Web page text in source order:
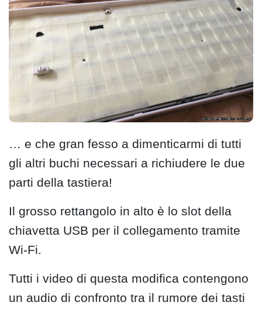
… e che gran fesso a dimenticarmi di tutti
gli altri buchi necessari a richiudere le due
parti della tastiera!
Il grosso rettangolo in alto è lo slot della
chiavetta USB per il collegamento tramite
Wi-Fi.
Tutti i video di questa modifica contengono
un audio di confronto tra il rumore dei tasti